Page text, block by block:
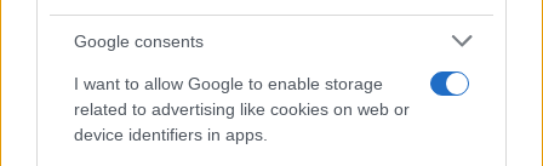
Google consents
I want to allow Google to enable storage
related to advertising like cookies on web or
device identifiers in apps.
CHI
SIAMO
PARTNERSHIP E
ACCREDITAMENTI